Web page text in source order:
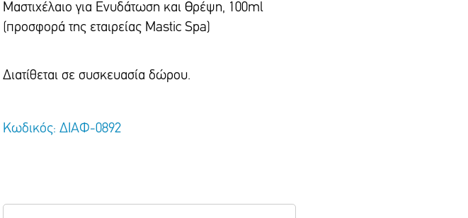
Μαστιχέλαιο για Ενυδάτωση και Θρέψη, 100ml
(προσφορά της εταιρείας Mastic Spa)
Διατίθεται σε συσκευασία δώρου.
Κωδικός: ΔΙΑΦ-0892